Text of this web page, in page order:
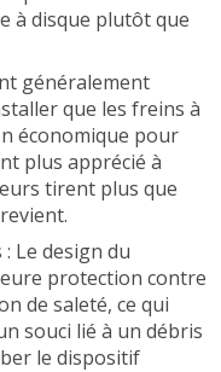
à disque plutôt que
généralement
que les freins à
économique pour
plus apprécié à
tirent plus que
Le design du
protection contre
de saleté, ce qui
souci lié à un débris
le dispositif